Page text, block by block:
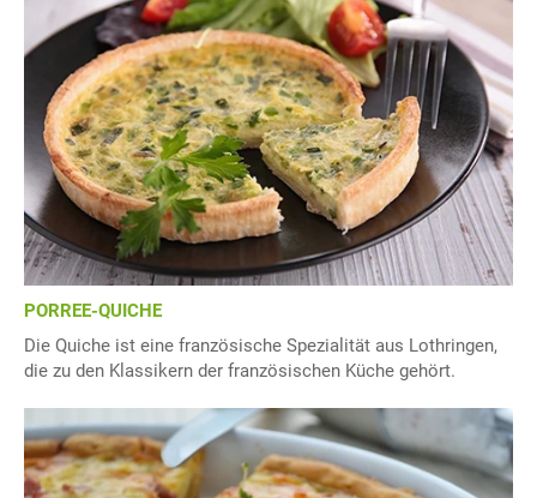
PORREE-QUICHE
Die Quiche ist eine französische Spezialität aus Lothringen,
die zu den Klassikern der französischen Küche gehört.